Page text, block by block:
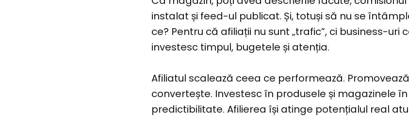
instalat și feed-ul publicat. Și, totuși să nu se
ce? Pentru că afiliații nu sunt „trafic”, ci business-uri
investesc timpul, bugetele și atenția.
Afiliatul scalează ceea ce performează.
convertește. Investesc în produsele și magazinele
predictibilitate. Afilierea își atinge potențialul real